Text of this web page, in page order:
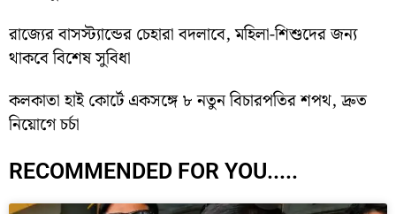
রাজ্যের বাসস্ট্যান্ডের চেহারা বদলাবে, মহিলা-শিশুদের জন্য
থাকবে বিশেষ সুবিধা
কলকাতা হাই কোর্টে একসঙ্গে ৮ নতুন বিচারপতির শপথ, দ্রুত
নিয়োগে চর্চা
RECOMMENDED FOR YOU.....